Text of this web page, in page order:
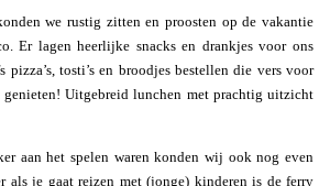
we rustig zitten en proosten op de vakantie
Er lagen heerlijke snacks en drankjes voor ons
pizza’s, tosti’s en broodjes bestellen die vers voor
genieten! Uitgebreid lunchen met prachtig uitzicht
aan het spelen waren konden wij ook nog even
als je gaat reizen met (jonge) kinderen is de ferry